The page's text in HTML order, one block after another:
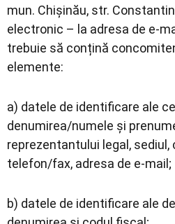
mun. Chișinău, str.
electronic – la adresa de e-
trebuie să conțină
elemente:
a) datele de identificare ale
denumirea/numele și
reprezentantului legal, sediul,
telefon/fax, adresa de e-mail;
b) datele de identificare ale